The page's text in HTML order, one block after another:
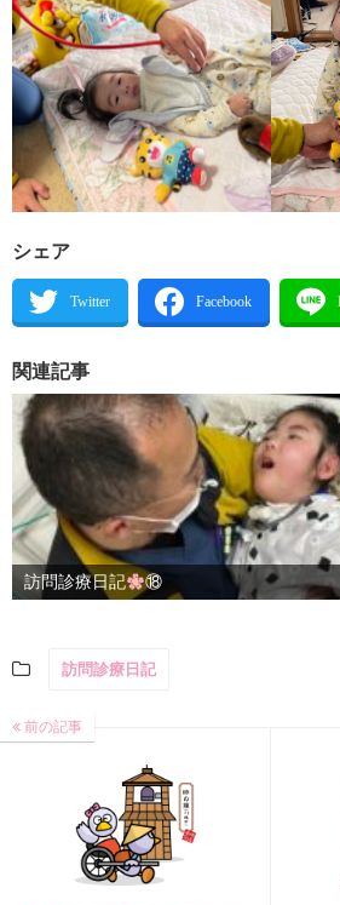
シェア
関連記事
訪問診療日記 ⑱
訪問診療日記
前の記事